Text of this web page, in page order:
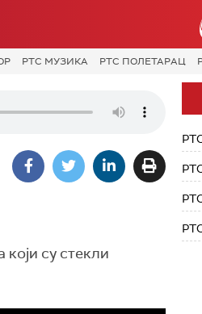
РТС МУЗИКА РТС ПОЛЕТАРАЦ
су стекли